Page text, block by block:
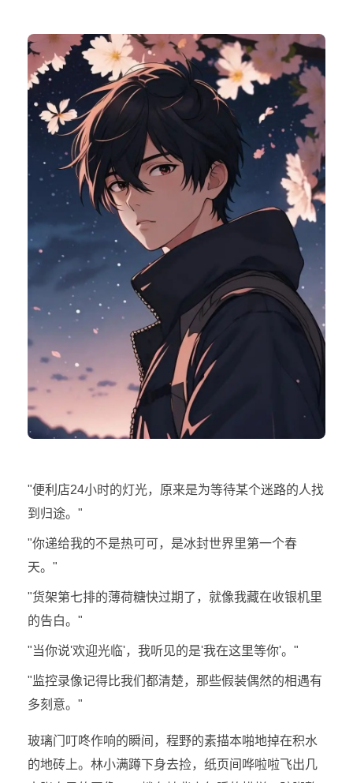
"便利店24小时的灯光，原来是为等待某个迷路的人找
到归途。"
"你递给我的不是热可可，是冰封世界里第一个春
天。"
"货架第七排的薄荷糖快过期了，就像我藏在收银机里
的告白。"
"当你说'欢迎光临'，我听见的是'我在这里等你'。"
"监控录像记得比我们都清楚，那些假装偶然的相遇有
多刻意。"
玻璃门叮咚作响的瞬间，程野的素描本啪地掉在积水
的地砖上。林小满蹲下身去捡，纸页间哗啦啦飞出几